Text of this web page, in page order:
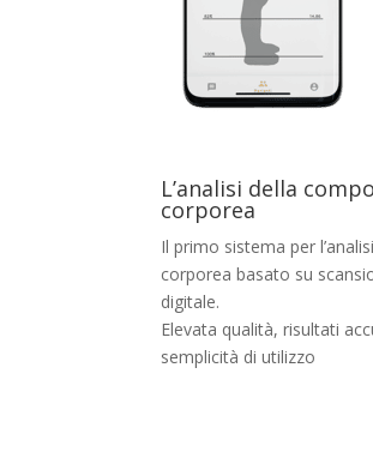
L’analisi della
corporea
Il primo sistema per
corporea basato su
digitale.
Elevata qualità, risultati
semplicità di utilizzo